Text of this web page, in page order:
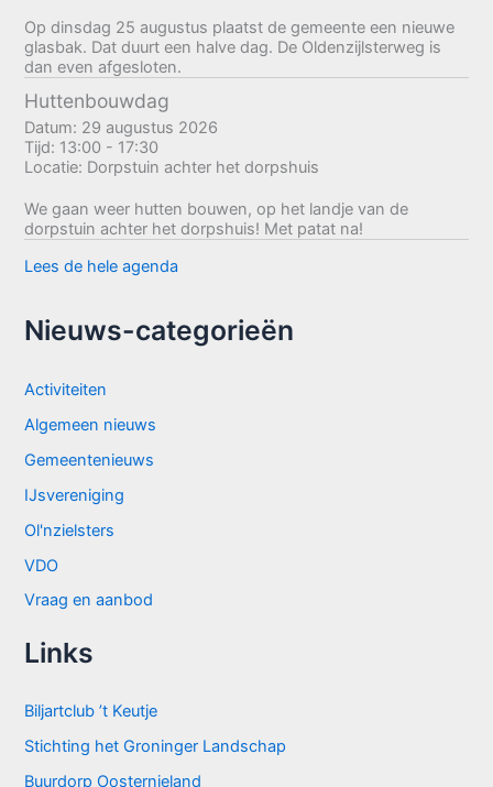
Op dinsdag 25 augustus plaatst de gemeente een nieuwe
glasbak. Dat duurt een halve dag. De Oldenzijlsterweg is
dan even afgesloten.
Huttenbouwdag
Datum: 29 augustus 2026
Tijd: 13:00 - 17:30
Locatie: Dorpstuin achter het dorpshuis
We gaan weer hutten bouwen, op het landje van de
dorpstuin achter het dorpshuis! Met patat na!
Lees de hele agenda
Nieuws-categorieën
Activiteiten
Algemeen nieuws
Gemeentenieuws
IJsvereniging
Ol'nzielsters
VDO
Vraag en aanbod
Links
Biljartclub ’t Keutje
Stichting het Groninger Landschap
Buurdorp Oosternieland